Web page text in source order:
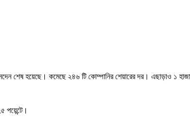
শেষ হয়েছে। কমেছে ২৪৬ টি কোম্পানির শেয়ারের দর। এছাড়াও ১
পয়েন্টে।